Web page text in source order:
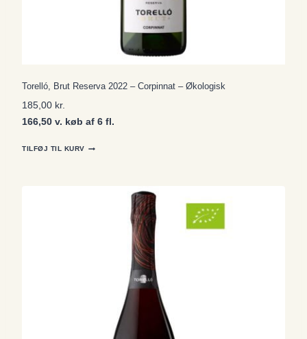
Torelló, Brut Reserva 2022 – Corpinnat – Økologisk
185,00 kr.
166,50 v. køb af 6 fl.
TILFØJ TIL KURV